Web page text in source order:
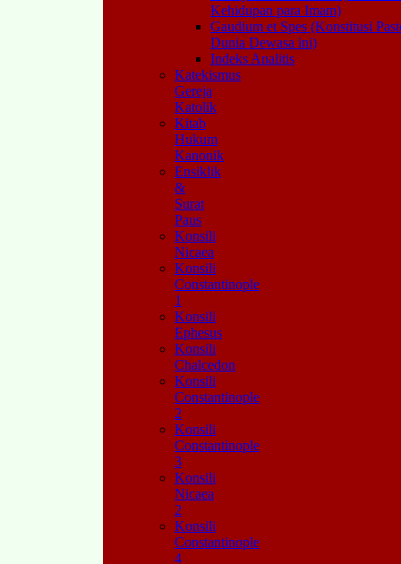
Kehidupan para Imam)
Gaudium et Spes (Konstitusi
Dunia Dewasa ini)
Indeks Analitis
Katekismus
Gereja
Katolik
Kitab
Hukum
Kanonik
Ensiklik
&
Surat
Paus
Konsili
Nicaea
Konsili
Constantinople
1
Konsili
Ephesus
Konsili
Chalcedon
Konsili
Constantinople
2
Konsili
Constantinople
3
Konsili
Nicaea
2
Konsili
Constantinople
4